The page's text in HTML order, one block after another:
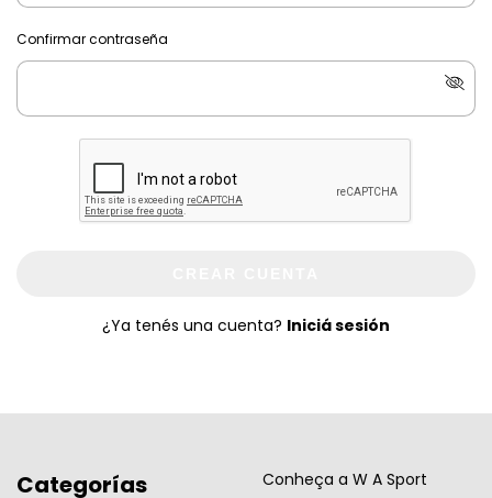
Confirmar contraseña
¿Ya tenés una cuenta? Iniciá sesión
Categorías Conheça a W A Sport